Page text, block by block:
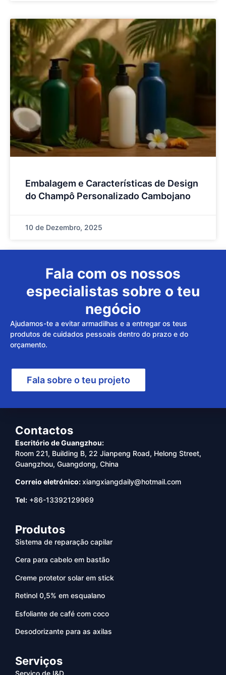
Embalagem e Características de Design
do Champô Personalizado Cambojano
10 de Dezembro, 2025
Fala com os nossos
especialistas sobre o teu
negócio
Ajudamos-te a evitar armadilhas e a entregar os teus
produtos de cuidados pessoais dentro do prazo e do
orçamento.
Fala sobre o teu projeto
Contactos
Escritório de Guangzhou:
Room 221, Building B, 22 Jianpeng Road, Helong Street,
Guangzhou, Guangdong, China
Correio eletrónico:xiangxiangdaily@hotmail.com
Tel: +86-13392129969
Produtos
Sistema de reparação capilar
Cera para cabelo em bastão
Creme protetor solar em stick
Retinol 0,5% em esqualano
Esfoliante de café com coco
Desodorizante para as axilas
Serviços